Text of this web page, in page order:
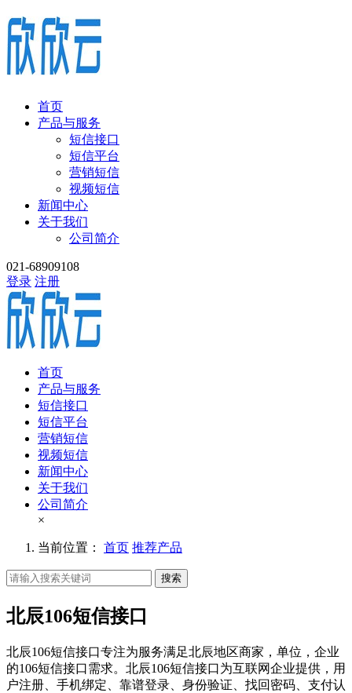
首页
产品与服务
短信接口
短信平台
营销短信
视频短信
新闻中心
关于我们
公司简介
021-68909108
登录 注册
首页
产品与服务
短信接口
短信平台
营销短信
视频短信
新闻中心
关于我们
公司简介
×
当前位置： 首页 推荐产品
搜索
北辰106短信接口
北辰106短信接口专注为服务满足北辰地区商家，单位，企业
的106短信接口需求。北辰106短信接口为互联网企业提供，用
户注册、手机绑定、靠谱登录、身份验证、找回密码、支付认